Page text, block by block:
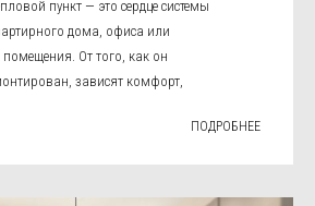
пункт — это сердце системы
дома, офиса или
От того, как он
зависят комфорт,
ПОДРОБНЕЕ